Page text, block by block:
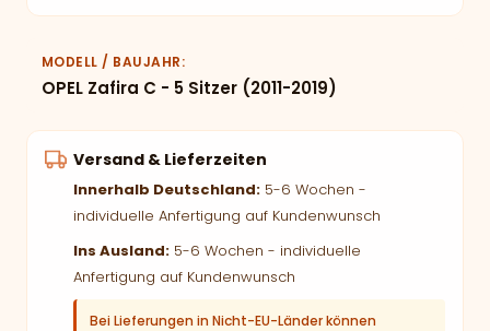
MODELL / BAUJAHR
OPEL Zafira C - 5 Sitzer (2011-2019)
Versand & Lieferzeiten
Innerhalb Deutschland: 5-6 Wochen -
individuelle Anfertigung auf Kundenwunsch
Ins Ausland: 5-6 Wochen - individuelle
Anfertigung auf Kundenwunsch
Bei Lieferungen in Nicht-EU-Länder können